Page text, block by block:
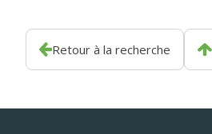
Retour à la recherche